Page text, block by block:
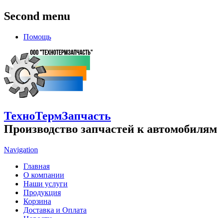
Second menu
Помощь
ТехноТермЗапчасть
Производство запчастей к
Navigation
Главная
О компании
Наши услуги
Продукция
Корзина
Доставка и Оплата